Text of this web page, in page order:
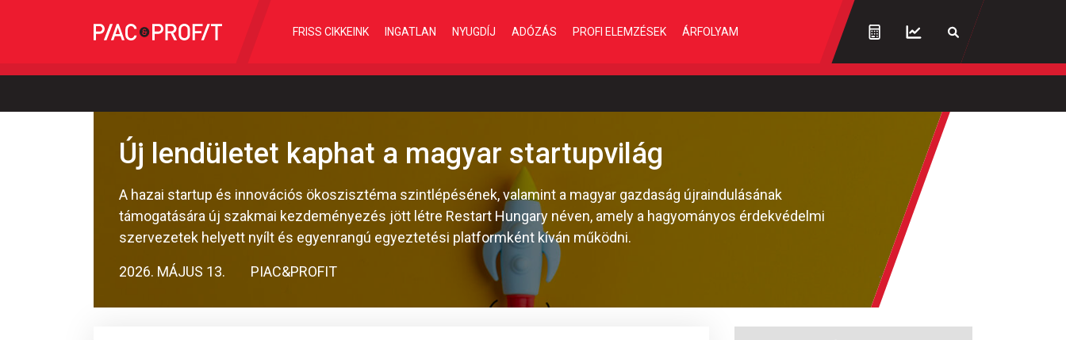
FRISS CIKKEINK INGATLAN NYUGDÍJ ADÓZÁS PROFI ELEMZÉSEK ÁRFOLYAM
Új lendületet kaphat a magyar startupvilág
A hazai startup és innovációs ökoszisztéma szintlépésének, valamint a magyar gazdaság újraindulásának
támogatására új szakmai kezdeményezés jött létre Restart Hungary néven, amely a hagyományos érdekvédelmi
szervezetek helyett nyílt és egyenrangú egyeztetési platformként kíván működni.
2026. MÁJUS 13. PIAC&PROFIT